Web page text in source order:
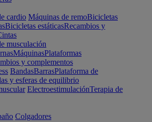
cardio Máquinas de remoBicicletas
Bicicletas estáticasRecambios y
musculación
MáquinasPlataformas
y complementos
BandasBarrasPlataforma de
y esferas de equilibrio
ElectroestimulaciónTerapia de
Colgadores